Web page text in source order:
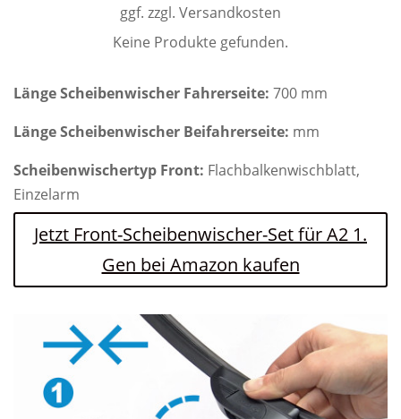
ggf. zzgl. Versandkosten
Keine Produkte gefunden.
Länge Scheibenwischer Fahrerseite: 700 mm
Länge Scheibenwischer Beifahrerseite: mm
Scheibenwischertyp Front: Flachbalkenwischblatt,
Einzelarm
Jetzt Front-Scheibenwischer-Set für A2 1.
Gen bei Amazon kaufen